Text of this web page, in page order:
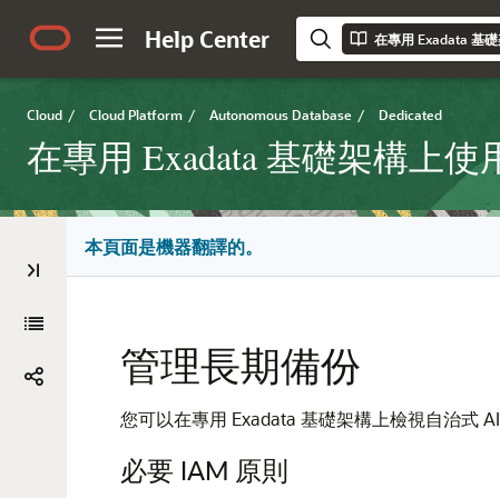
Help Center 在專用 Exadata 基
Cloud / Cloud Platform / Autonomous Database / Dedicated
在專用 Exadata 基礎架構上
本頁面是機器翻譯的。
管理長期備份
您可以在專用 Exadata 基礎架構上檢視自治式
必要 IAM 原則